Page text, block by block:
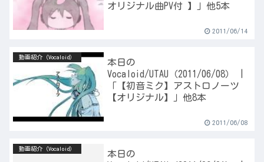
オリジナル曲PV付 】」他5本
2011/06/14
動画紹介（Vocaloid）
本日の
Vocaloid/UTAU（2011/06/08） |
「【初音ミク】アストロノーツ
【オリジナル】」他8本
2011/06/08
動画紹介（Vocaloid）
本日の